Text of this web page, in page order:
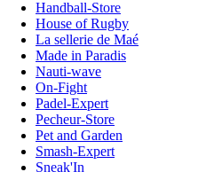
Handball-Store
House of Rugby
La sellerie de Maé
Made in Paradis
Nauti-wave
On-Fight
Padel-Expert
Pecheur-Store
Pet and Garden
Smash-Expert
Sneak'In